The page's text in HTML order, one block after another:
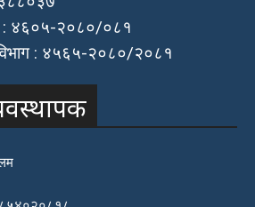
: ४६०५-२०८०/०८१
: ४५६५-२०८०/२०८१